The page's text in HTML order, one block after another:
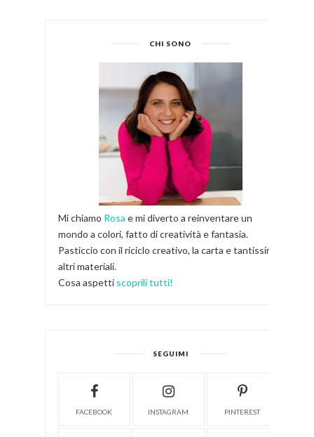
CHI SONO
Mi chiamo Rosa e mi diverto a reinventare un
mondo a colori, fatto di creatività e fantasia.
Pasticcio con il riciclo creativo, la carta e tantissimi
altri materiali.
Cosa aspetti scoprili tutti!
SEGUIMI
FACEBOOK INSTAGRAM PINTEREST